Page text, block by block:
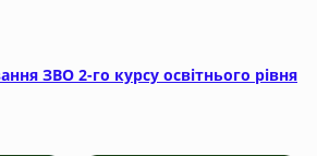
ЗВО 2-го курсу освітнього рівня